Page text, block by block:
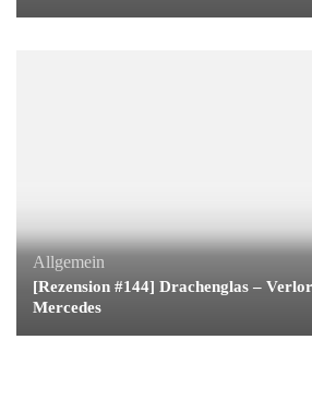
Allgemein
[Rezension #144] Drachenglas –
Mercedes